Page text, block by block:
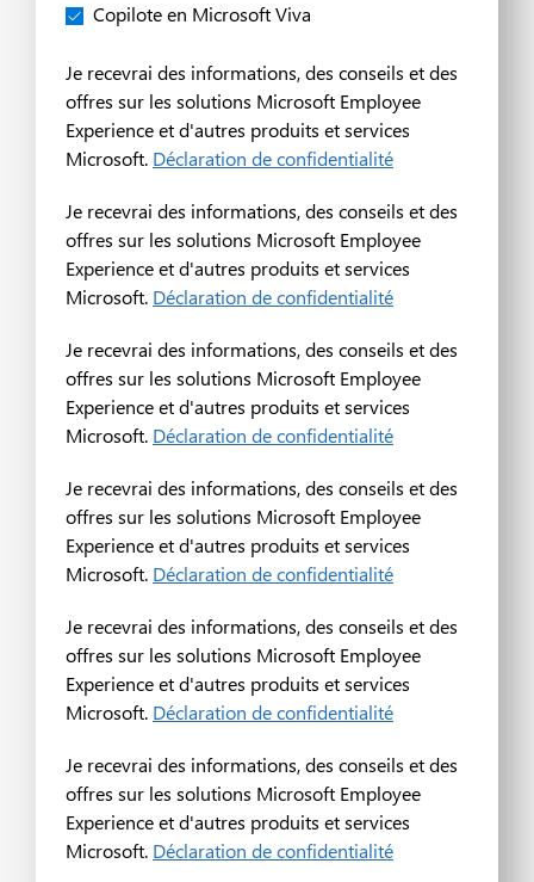
Copilote en Microsoft Viva
Je recevrai des informations, des conseils et des
offres sur les solutions Microsoft Employee
Experience et d'autres produits et services
Microsoft. Déclaration de confidentialité
Je recevrai des informations, des conseils et des
offres sur les solutions Microsoft Employee
Experience et d'autres produits et services
Microsoft. Déclaration de confidentialité
Je recevrai des informations, des conseils et des
offres sur les solutions Microsoft Employee
Experience et d'autres produits et services
Microsoft. Déclaration de confidentialité
Je recevrai des informations, des conseils et des
offres sur les solutions Microsoft Employee
Experience et d'autres produits et services
Microsoft. Déclaration de confidentialité
Je recevrai des informations, des conseils et des
offres sur les solutions Microsoft Employee
Experience et d'autres produits et services
Microsoft. Déclaration de confidentialité
Je recevrai des informations, des conseils et des
offres sur les solutions Microsoft Employee
Experience et d'autres produits et services
Microsoft. Déclaration de confidentialité